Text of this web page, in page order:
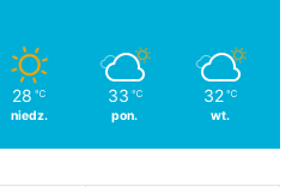
28 ℃
niedz.
33 ℃
pon.
32 ℃
wt.